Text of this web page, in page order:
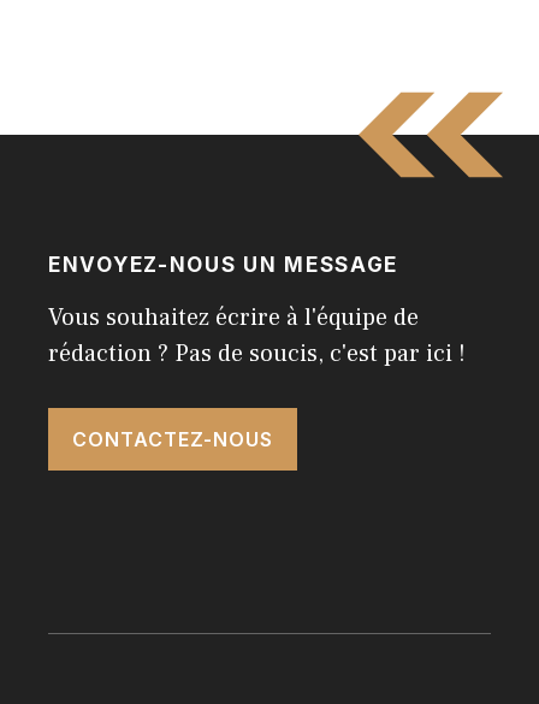
ENVOYEZ-NOUS UN MESSAGE
Vous souhaitez écrire à l'équipe de
rédaction ? Pas de soucis, c'est par ici !
CONTACTEZ-NOUS